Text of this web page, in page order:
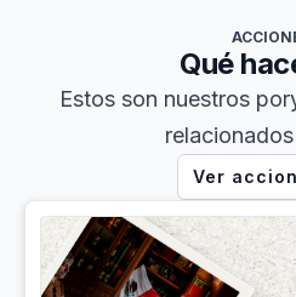
Qué
Estos son nuestros
Ver